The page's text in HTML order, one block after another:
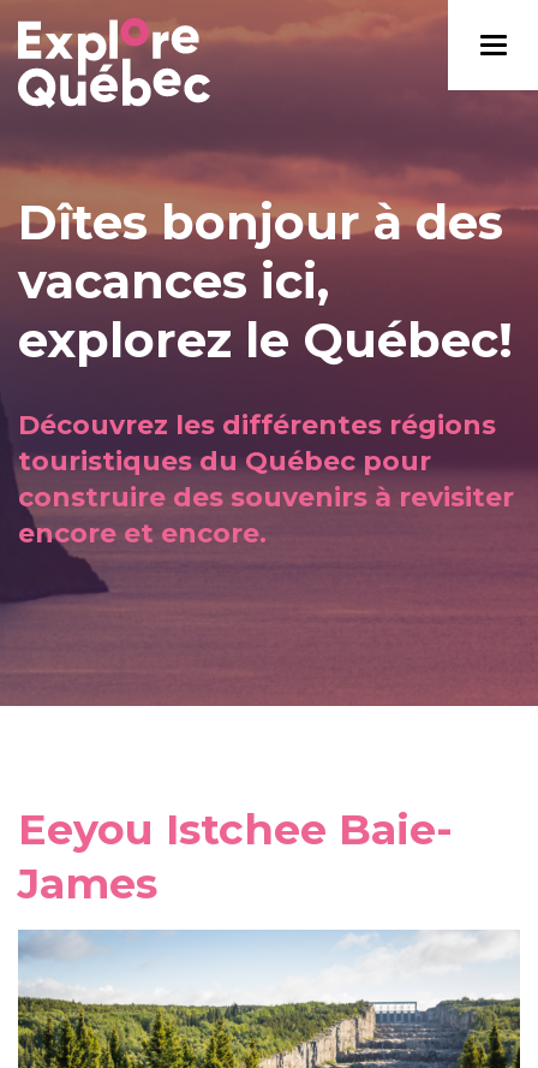
Dîtes bonjour à des
vacances ici,
explorez le Québec!
Découvrez les différentes régions
touristiques du Québec pour
construire des souvenirs à revisiter
encore et encore.
Eeyou Istchee Baie-
James